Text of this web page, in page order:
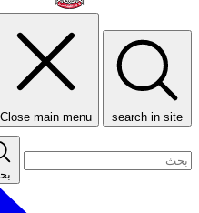
search in site
Close main menu